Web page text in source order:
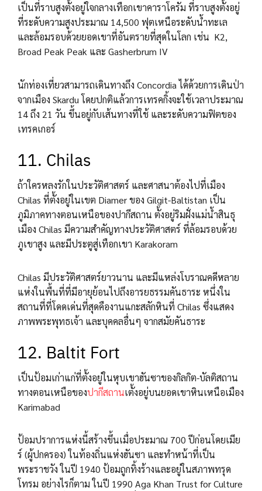
เป็นที่ราบสูงตั้งอยู่ใจกลางเทือกเขาคาราโครัม ที่ราบสูงตั้งอยู่
ที่ระดับความสูงประมาณ 14,500 ฟุตเหนือระดับน้ำทะเล
และล้อมรอบด้วยยอดเขาที่อันตรายที่สุดในโลก เช่น K2,
Broad Peak Peak และ Gasherbrum IV
นักท่องเที่ยวสามารถเดินทางถึง Concordia ได้ด้วยการเดินป่า
จากเมือง Skardu โดยปกติแล้วการเทรคกิ้งจะใช้เวลาประมาณ
14 ถึง 21 วัน ขึ้นอยู่กับเส้นทางที่ใช้ และระดับความฟิตของ
เทรคเกอร์
11. Chilas
ถ้าใครหลงรักในประวัติศาสตร์ และศาสนาต้องไปที่เมือง
Chilas ที่ตั้งอยู่ในเขต Diamer ของ Gilgit-Baltistan เป็น
ภูมิภาคทางตอนเหนือของปากีสถาน ตั้งอยู่ริมฝั่งแม่น้ำสินธุ
เมือง Chilas มีความสำคัญทางประวัติศาสตร์ ที่ล้อมรอบด้วย
ภูเขาสูง และมีประตูสู่เทือกเขา Karakoram
Chilas มีประวัติศาสตร์ยาวนาน และมีแหล่งโบราณคดีหลาย
แห่งในพื้นที่ที่มีอายุย้อนไปถึงอารยธรรมคันธาระ หนึ่งใน
สถานที่ที่โดดเด่นที่สุดคืองานแกะสลักหินที่ Chilas ซึ่งแสดง
ภาพพระพุทธเจ้า และบุคคลอื่นๆ จากสมัยคันธาระ
12. Baltit Fort
เป็นป้อมเก่าแก่ที่ตั้งอยู่ในหุบเขาฮันซาของกิลกิต-บัลติสถาน
ทางตอนเหนือของปากีสถานเตั้งอยู่บนยอดเขาหินเหนือเมือง
Karimabad
ป้อมปราการแห่งนี้สร้างขึ้นเมื่อประมาณ 700 ปีก่อนโดยเมีย
ร์ (ผู้ปกครอง) ในท้องถิ่นแห่งฮันซา และทำหน้าที่เป็น
พระราชวัง ในปี 1940 ป้อมถูกทิ้งร้างและอยู่ในสภาพทรุด
โทรม อย่างไรก็ตาม ในปี 1990 Aga Khan Trust for Culture